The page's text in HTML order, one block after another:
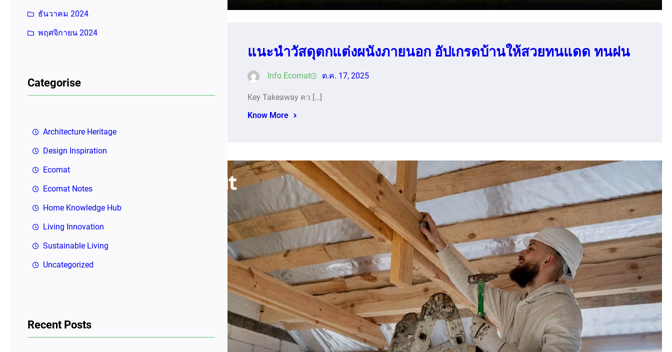
ธันวาคม 2024
พฤศจิกายน 2024
Categorise
Architecture Heritage
Design Inspiration
Ecomat
Ecomat Notes
Home Knowledge Hub
Living Innovation
Sustainable Living
Uncategorized
Recent Posts
แนะนำวัสดุตกแต่งผนังภายนอก อัปเกรดบ้านให้สวยทนแดด ทนฝน
Info Ecomat ต.ค. 17, 2025
Key Takeaway คว […]
Know More